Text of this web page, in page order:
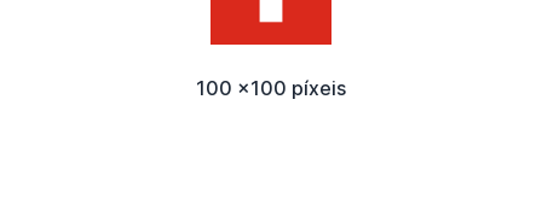
100 x100 píxeis